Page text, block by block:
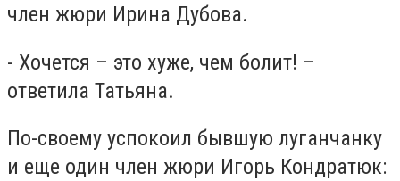
член жюри Ирина Дубова.
- Хочется – это хуже, чем болит! –
ответила Татьяна.
По-своему успокоил бывшую луганчанку
и еще один член жюри Игорь Кондратюк: